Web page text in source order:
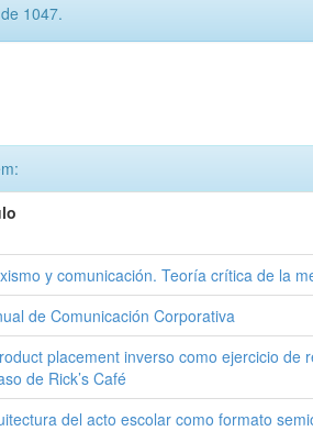
1047.
y comunicación. Teoría crítica de la
de Comunicación Corporativa
placement inverso como ejercicio de
de Rick’s Café
del acto escolar como formato